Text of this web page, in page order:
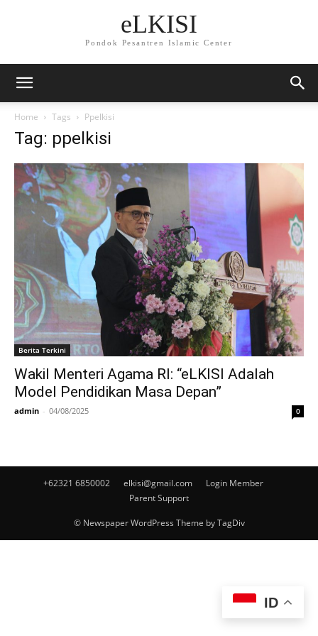
eLKISI
Pondok Pesantren Islamic Center
Home Tags Ppelkisi
Tag: ppelkisi
Berita Terkini
Wakil Menteri Agama RI: “eLKISI Adalah
Model Pendidikan Masa Depan”
admin - 04/08/2025 0
+62321 6850002 elkisi@gmail.com
Login Member
Parent Support
© Newspaper WordPress Theme by TagDiv
ID